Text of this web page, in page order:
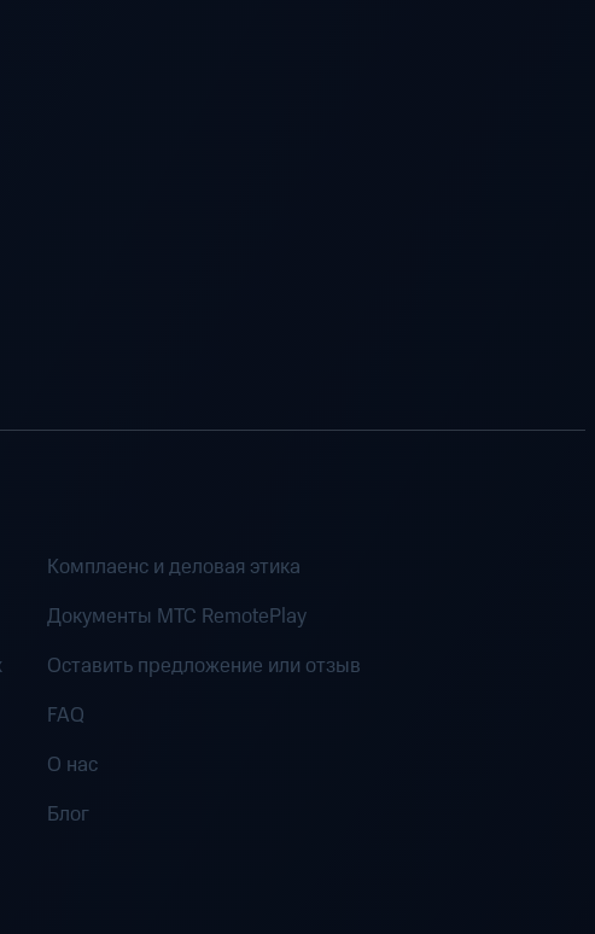
Комплаенс и деловая этика
Документы MTC RemotePlay
Оставить предложение или отзыв
FAQ
О нас
Блог